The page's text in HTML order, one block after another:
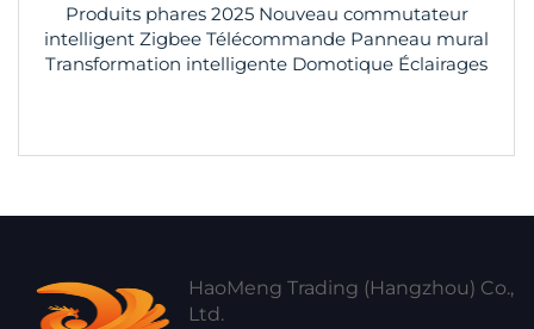
Produits phares 2025 Nouveau commutateur
intelligent Zigbee Télécommande Panneau mural
Transformation intelligente Domotique Éclairages
HaoMeng Trading (Hangzhou) Co.,
Ltd.